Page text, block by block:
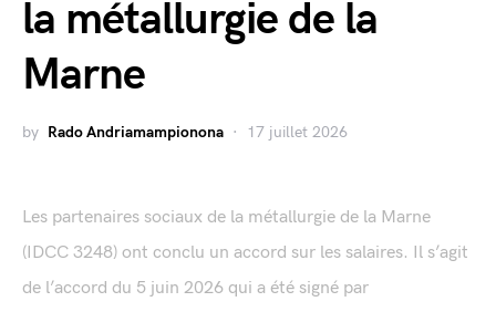
la métallurgie de la
Marne
by Rado Andriamampionona 17 juillet 2026
Les partenaires sociaux de la métallurgie de la Marne
(IDCC 3248) ont conclu un accord sur les salaires. Il s’agit
de l’accord du 5 juin 2026 qui a été signé par